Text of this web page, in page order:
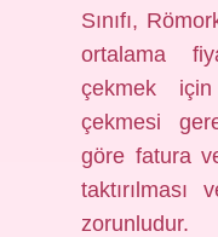
Sınıfı,
ortalama
çekmek
çekmesi
göre fatura
taktırılması